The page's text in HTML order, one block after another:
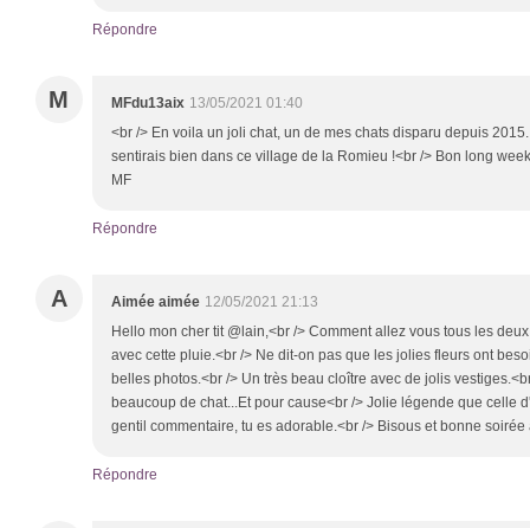
Répondre
M MFdu13aix 13/05/2021 01:40
<br /> En voila un joli chat, un de mes chats disparu depuis
sentirais bien dans ce village de la Romieu !<br /> Bon long
MF
Répondre
A Aimée aimée 12/05/2021 21:13
Hello mon cher tit @lain,<br /> Comment allez vous tous les
avec cette pluie.<br /> Ne dit-on pas que les jolies fleurs ont
belles photos.<br /> Un très beau cloître avec de jolis
beaucoup de chat...Et pour cause<br /> Jolie légende que celle
gentil commentaire, tu es adorable.<br /> Bisous et bonne
Répondre